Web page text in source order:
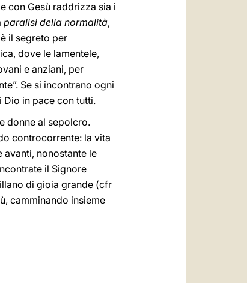
con Gesù raddrizza sia i
paralisi della normalità,
il segreto per
dove le lamentele,
e anziani, per
Se si incontrano ogni
Dio in pace con tutti.
donne al sepolcro.
controcorrente: la vita
avanti, nonostante le
il Signore
di gioia grande (cfr
camminando insieme